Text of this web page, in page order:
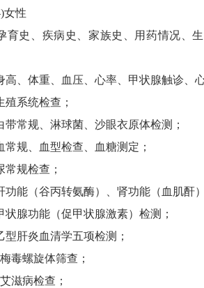
性
史、疾病史、家族史、用药情况、生
、体重、血压、心率、甲状腺触诊、
系统检查；
常规、淋球菌、沙眼衣原体检测；
规、血型检查、血糖测定；
规检查；
能（谷丙转氨酶）、肾功能（血肌酐）
腺功能（促甲状腺激素）检测；
肝炎血清学五项检测；
螺旋体筛查；
病检查；